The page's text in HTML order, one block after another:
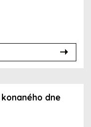
konaného dne